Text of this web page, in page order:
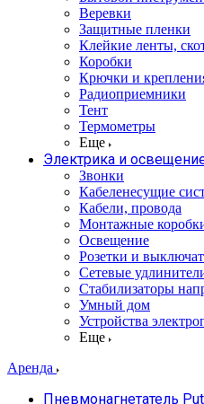
Веревки
Защитные пленки
Клейкие ленты,
Коробки
Крючки и
Радиоприемники
Тент
Термометры
Еще
Электрика и
Звонки
Кабеленесущие
Кабели, провода
Монтажные
Освещение
Розетки и
Сетевые
Стабилизаторы
Умный дом
Устройства
Еще
Аренда
Пневмонагнетатель